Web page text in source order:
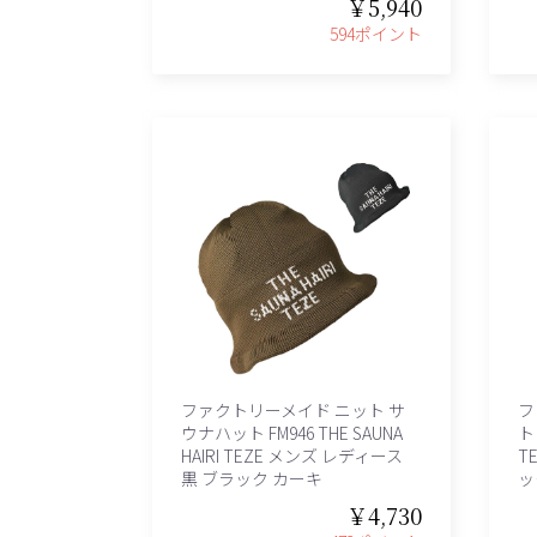
￥5,940
594ポイント
ファクトリーメイド ニット サ
ウナハット FM946 THE SAUNA
HAIRI TEZE メンズ レディース
黒 ブラック カーキ
￥4,730